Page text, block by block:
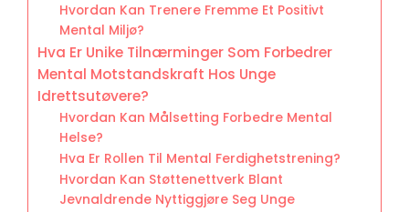
Hvordan Kan Trenere Fremme Et Positivt
Mental Miljø?
Hva Er Unike Tilnærminger Som Forbedrer
Mental Motstandskraft Hos Unge
Idrettsutøvere?
Hvordan Kan Målsetting Forbedre Mental
Helse?
Hva Er Rollen Til Mental Ferdighetstrening?
Hvordan Kan Støttenettverk Blant
Jevnaldrende Nyttiggjøre Seg Unge